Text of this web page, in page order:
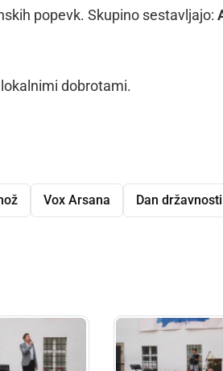
popevk. Skupino sestavljajo:
lokalnimi dobrotami.
Vox Arsana Dan državnosti